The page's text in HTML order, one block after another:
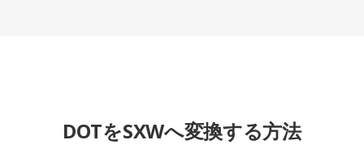
DOTをSXWへ変換する方法